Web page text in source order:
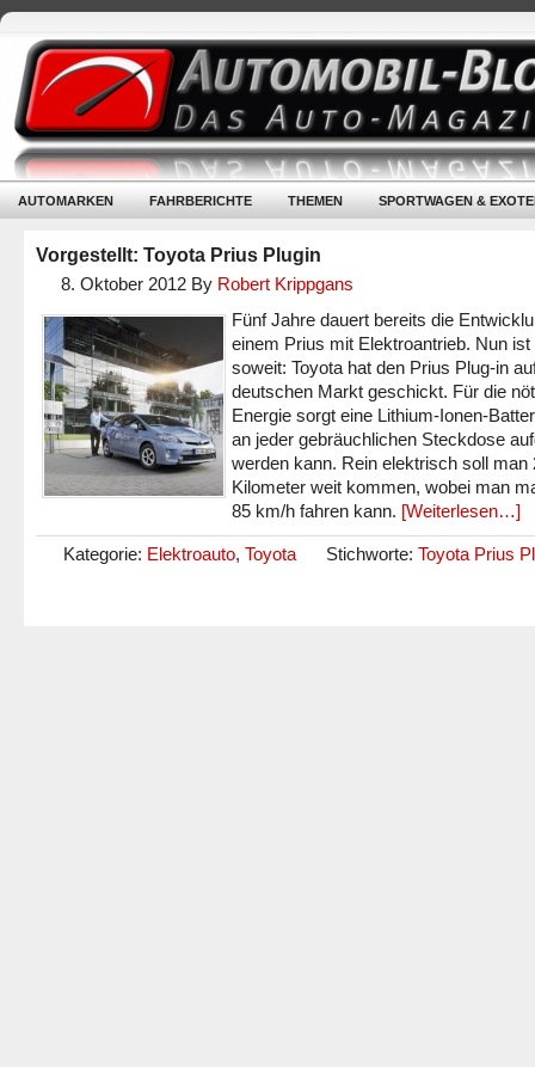
AUTOMARKEN FAHRBERICHTE THEMEN SPORTWAGEN &
Vorgestellt: Toyota Prius Plugin
8. Oktober 2012 By Robert Krippgans
Fünf Jahre dauert bereits die
einem Prius mit Elektroantrieb. Nun ist
soweit: Toyota hat den Prius Plug-in
deutschen Markt geschickt. Für die
Energie sorgt eine Lithium-Ionen-
an jeder gebräuchlichen Steckdose
werden kann. Rein elektrisch soll man
Kilometer weit kommen, wobei man
85 km/h fahren kann. [Weiterlesen…]
Kategorie: Elektroauto, Toyota Stichworte: Toyota Prius